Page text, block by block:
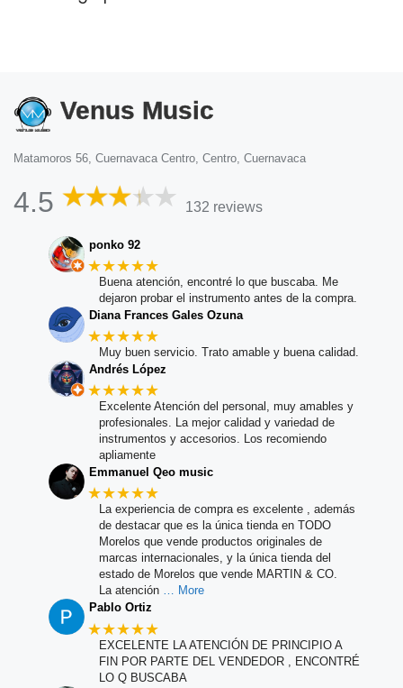
Venus Music
Matamoros 56, Cuernavaca Centro, Centro, Cuernavaca
4.5 132 reviews
ponko 92
★★★★★
Buena atención, encontré lo que buscaba. Me
dejaron probar el instrumento antes de la compra.
Diana Frances Gales Ozuna
★★★★★
Muy buen servicio. Trato amable y buena calidad.
Andrés López
★★★★★
Excelente Atención del personal, muy amables y
profesionales. La mejor calidad y variedad de
instrumentos y accesorios. Los recomiendo
apliamente
Emmanuel Qeo music
★★★★★
La experiencia de compra es excelente , además
de destacar que es la única tienda en TODO
Morelos que vende productos originales de
marcas internacionales, y la única tienda del
estado de Morelos que vende MARTIN & CO.
La atención … More
Pablo Ortiz
★★★★★
EXCELENTE LA ATENCIÓN DE PRINCIPIO A
FIN POR PARTE DEL VENDEDOR , ENCONTRÉ
LO Q BUSCABA